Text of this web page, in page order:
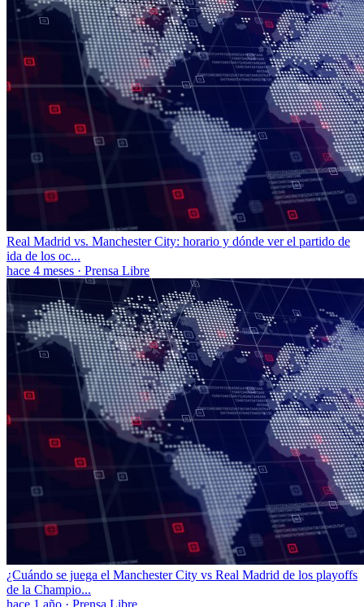
Real Madrid vs. Manchester City: horario y dónde ver el partido de
ida de los oc...
hace 4 meses · Prensa Libre
¿Cuándo se juega el Manchester City vs Real Madrid de los playoffs
de la Champio...
hace 1 año · Prensa Libre